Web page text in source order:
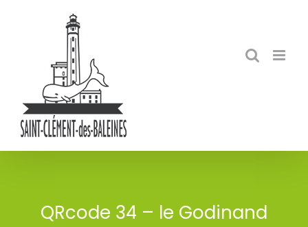
QRcode 34 – le Godinand